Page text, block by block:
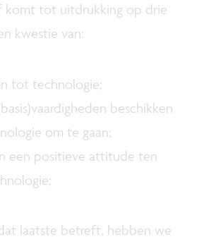
komt tot uitdrukking op drie
kwestie van:
tot technologie;
beschikken
om te gaan;
een positieve attitude ten
laatste betreft, hebben we